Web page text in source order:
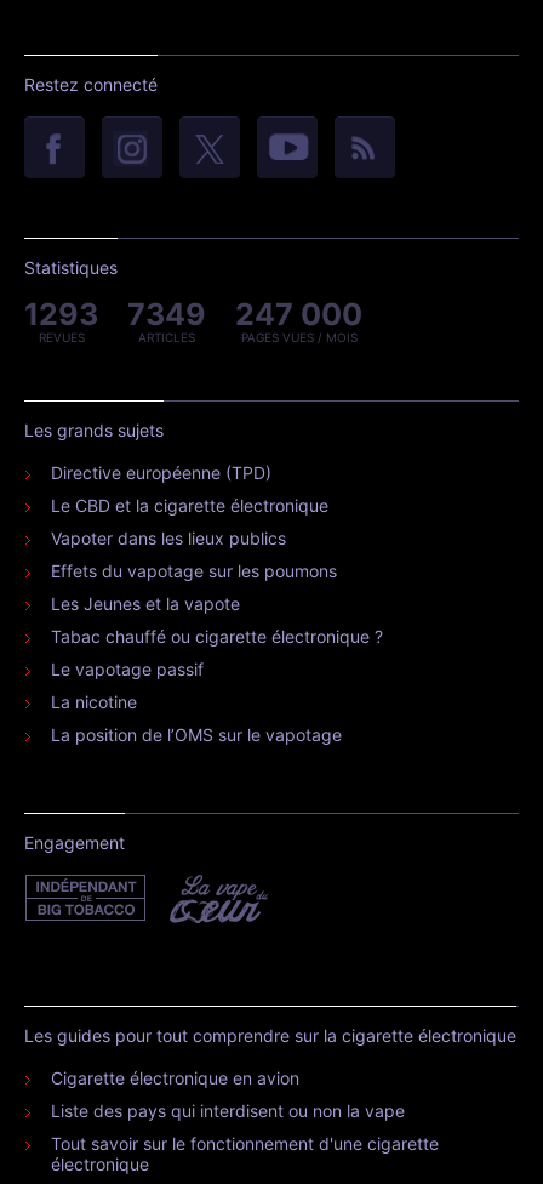
Restez connecté
Statistiques
1293
REVUES
7349
ARTICLES
247 000
PAGES VUES / MOIS
Les grands sujets
Directive européenne (TPD)
Le CBD et la cigarette électronique
Vapoter dans les lieux publics
Effets du vapotage sur les poumons
Les Jeunes et la vapote
Tabac chauffé ou cigarette électronique ?
Le vapotage passif
La nicotine
La position de l’OMS sur le vapotage
Engagement
Les guides pour tout comprendre sur la cigarette électronique
Cigarette électronique en avion
Liste des pays qui interdisent ou non la vape
Tout savoir sur le fonctionnement d'une cigarette
électronique